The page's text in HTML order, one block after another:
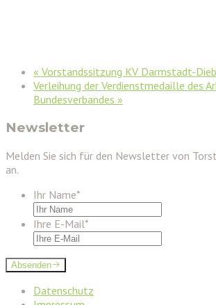
« Vorstandssitzung KV Darmstadt-
Verleihung der Verdienstmedaille des
Bundesverbandes »
Newsletter
Melden Sie sich für den Newsletter von
an.
Ihr Name*
Ihre E-Mail*
Absenden
Datenschutz